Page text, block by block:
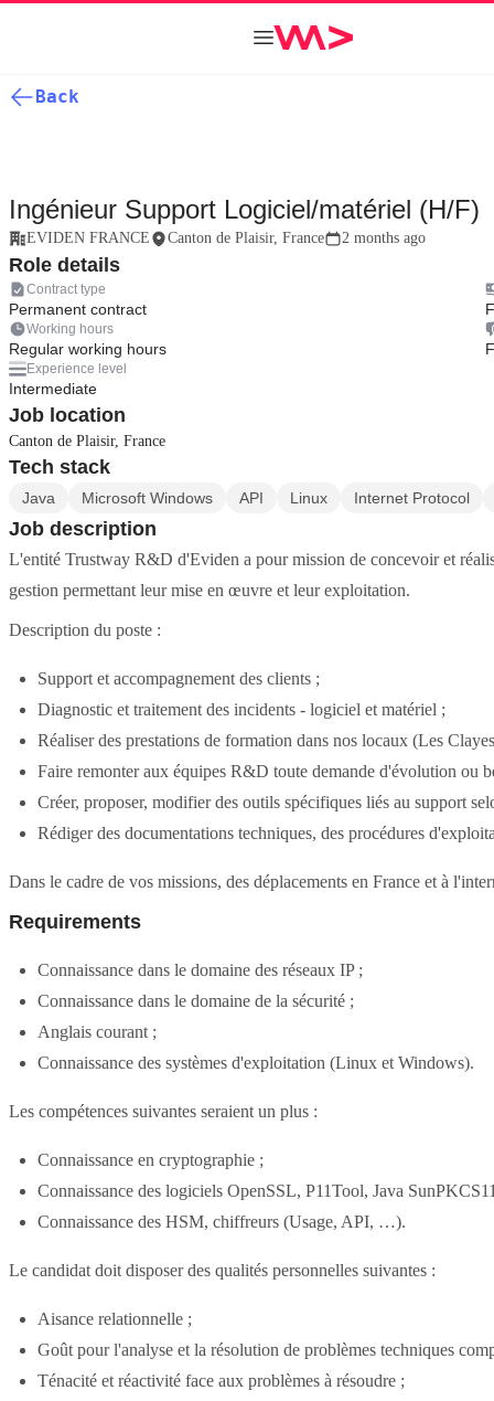
Back
Ingénieur Support Logiciel/matériel (H/F)
EVIDEN FRANCE Canton de Plaisir, France 2 months ago
Role details
Contract type
Permanent contract
Working hours
Regular working hours
Experience level
Intermediate
Job location
Canton de Plaisir, France
Tech stack
Java Microsoft Windows API Linux Internet Protocol
Job description
L'entité Trustway R&D d'Eviden a pour mission de concevoir et
gestion permettant leur mise en œuvre et leur exploitation.
Description du poste :
Support et accompagnement des clients ;
Diagnostic et traitement des incidents - logiciel et matériel ;
Réaliser des prestations de formation dans nos locaux (Les
Faire remonter aux équipes R&D toute demande d'évolution ou
Créer, proposer, modifier des outils spécifiques liés au support
Rédiger des documentations techniques, des procédures
Dans le cadre de vos missions, des déplacements en France et à
Requirements
Connaissance dans le domaine des réseaux IP ;
Connaissance dans le domaine de la sécurité ;
Anglais courant ;
Connaissance des systèmes d'exploitation (Linux et Windows).
Les compétences suivantes seraient un plus :
Connaissance en cryptographie ;
Connaissance des logiciels OpenSSL, P11Tool, Java
Connaissance des HSM, chiffreurs (Usage, API, …).
Le candidat doit disposer des qualités personnelles suivantes :
Aisance relationnelle ;
Goût pour l'analyse et la résolution de problèmes techniques
Ténacité et réactivité face aux problèmes à résoudre ;